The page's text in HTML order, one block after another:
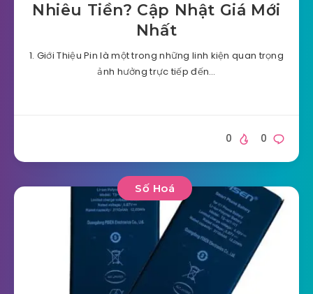
Nhiêu Tiền? Cập Nhật Giá Mới
Nhất
1. Giới Thiệu Pin là một trong những linh kiện quan trọng
ảnh hưởng trực tiếp đến…
0
0
Số Hoá